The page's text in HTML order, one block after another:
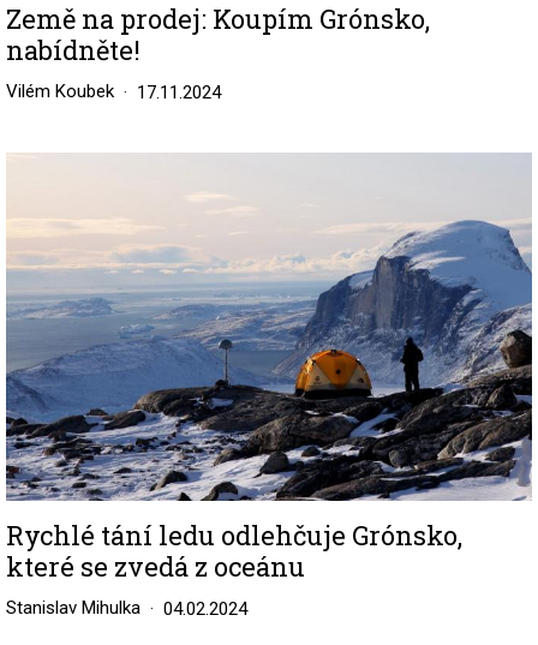
Země na prodej: Koupím Grónsko,
nabídněte!
Vilém Koubek 17.11.2024
Rychlé tání ledu odlehčuje Grónsko,
které se zvedá z oceánu
Stanislav Mihulka 04.02.2024